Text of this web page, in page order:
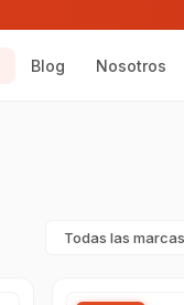
Blog Nosotros